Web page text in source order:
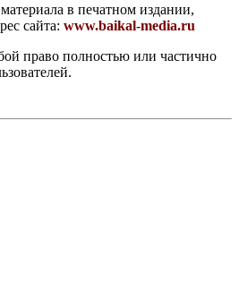
в печатном издании,
сайта: www.baikal-media.ru
право полностью или частично